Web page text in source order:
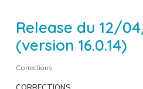
Release du 12/
(version 16.0.14)
Corrections